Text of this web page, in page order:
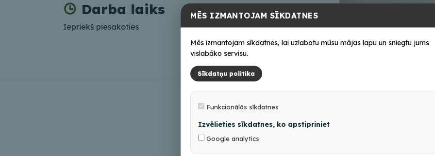
Darba laiks
Iepriekš piesakoties
MĒS IZMANTOJAM SĪKDATNES
Mēs izmantojam sīkdatnes, lai uzlabotu mūsu mājas lapu un sniegtu jums
vislabāko servisu.
Sīkdatņu politika
Funkcionālās sīkdatnes
Izvēlieties sīkdatnes, ko apstipriniet
Google analytics